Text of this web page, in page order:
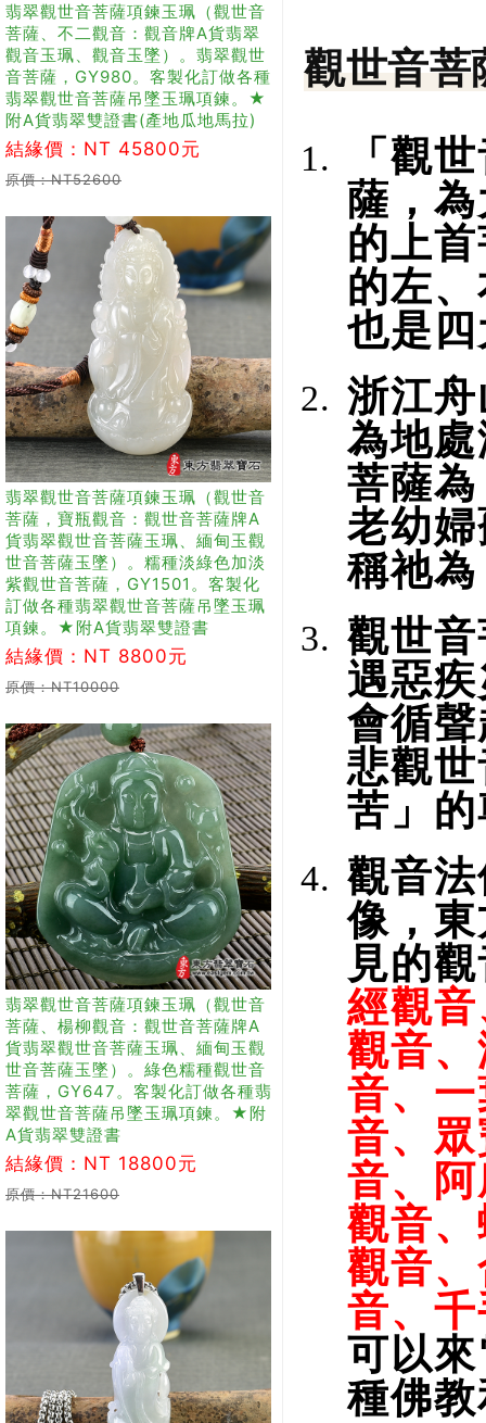
翡翠觀世音菩薩項鍊玉珮（觀世音
菩薩、不二觀音：觀音牌A貨翡翠
觀音玉珮、觀音玉墜）。翡翠觀世
音菩薩，GY980。客製化訂做各種
翡翠觀世音菩薩吊墜玉珮項鍊。★
附A貨翡翠雙證書(產地瓜地馬拉)
結緣價：NT 45800元
原價：NT52600
翡翠觀世音菩薩項鍊玉珮（觀世音
菩薩，寶瓶觀音：觀世音菩薩牌A
貨翡翠觀世音菩薩玉珮、緬甸玉觀
世音菩薩玉墜）。糯種淡綠色加淡
紫觀世音菩薩，GY1501。客製化
訂做各種翡翠觀世音菩薩吊墜玉珮
項鍊。★附A貨翡翠雙證書
結緣價：NT 8800元
原價：NT10000
翡翠觀世音菩薩項鍊玉珮（觀世音
菩薩、楊柳觀音：觀世音菩薩牌A
貨翡翠觀世音菩薩玉珮、緬甸玉觀
世音菩薩玉墜）。綠色糯種觀世音
菩薩，GY647。客製化訂做各種翡
翠觀世音菩薩吊墜玉珮項鍊。★附
A貨翡翠雙證書
結緣價：NT 18800元
原價：NT21600
觀世音菩
「觀
薩，
的上
的左
也是
浙江
為地
菩薩
老幼
稱祂
觀世
遇惡
會循
悲觀
苦」
觀音
像，
見的
經觀
觀音
音、
音、
音、
觀音
觀音
音、
可以
種佛